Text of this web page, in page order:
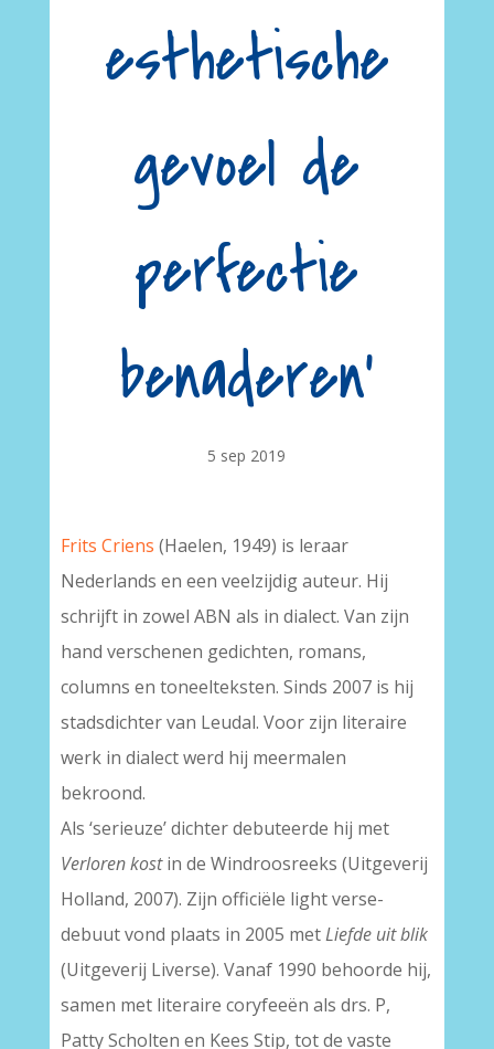
esthetische
gevoel de
perfectie
benaderen’
5 sep 2019
Frits Criens (Haelen, 1949) is leraar
Nederlands en een veelzijdig auteur. Hij
schrijft in zowel ABN als in dialect. Van zijn
hand verschenen gedichten, romans,
columns en toneelteksten. Sinds 2007 is hij
stadsdichter van Leudal. Voor zijn literaire
werk in dialect werd hij meermalen
bekroond.
Als ‘serieuze’ dichter debuteerde hij met
Verloren kostin de Windroosreeks (Uitgeverij
Holland, 2007). Zijn officiële light verse-
debuut vond plaats in 2005 metLiefde uit blik
(Uitgeverij Liverse). Vanaf 1990 behoorde hij,
samen met literaire coryfeeën als drs. P,
Patty Scholten en Kees Stip, tot de vaste